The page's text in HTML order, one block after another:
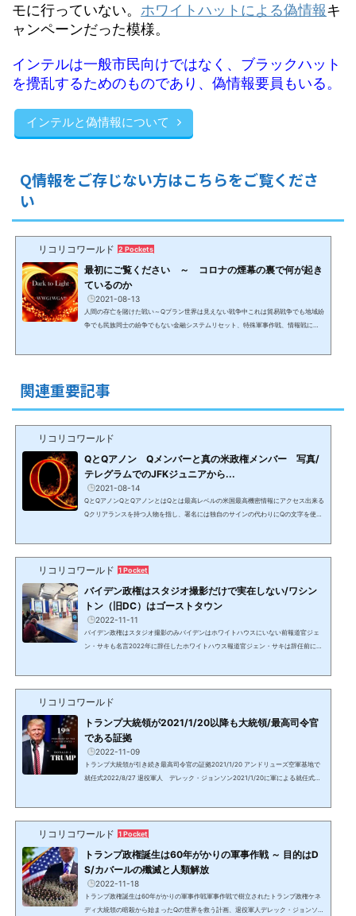
モに行っていない。 ホワイトハットによる偽情報キ
ャンペーンだった模様。
インテルは一般市民向けではなく、ブラックハット
を攪乱するためのものであり、偽情報要員もいる。
インテルと偽情報について
Q情報をご存じない方はこちらをご覧くださ
い
リコリコワールド 2 Pockets
最初にご覧ください ～ コロナの煙幕の裏で何が起き
ているのか
2021-08-13
人間の存亡を賭けた戦い～Qプラン世界は見えない戦争中これは貿易戦争でも地域紛
争でも民族同士の紛争でもない金融システムリセット、特殊軍事作戦、情報戦によ
して動いている米軍特殊部隊を中心とする32か国のアラ...
関連重要記事
リコリコワールド
QとQアノン Qメンバーと真の米政権メンバー 写真/
テレグラムでのJFKジュニアから...
2021-08-14
QとQアノンQとQアノンとはQとは最高レベルの米国最高機密情報にアクセス出来る
Qクリアランスを持つ人物を指し、署名には独自のサインの代わりにQの文字を使用
ラムにChを作りシニアメンバーを発表。噂通り、元国防情報局長官（DNI）でトラ
リコリコワールド 1 Pocket
バイデン政権はスタジオ撮影だけで実在しない/ワシン
トン（旧DC）はゴーストタウン
2022-11-11
バイデン政権はスタジオ撮影のみバイデンはホワイトハウスにいない前報道官ジェ
ン・サキも名言2022年に辞任したホワイトハウス報道官ジェン・サキは辞任前に
オ撮影腕の毛が朝黒いバイデンホワイトハウスの構造と2階部分が異なる上：1階の
リコリコワールド
トランプ大統領が2021/1/20以降も大統領/最高司令官
である証拠
2022-11-09
トランプ大統領が引き続き最高司令官の証拠2021/1/20 アンドリューズ空軍基地で
就任式2022/8/27 退役軍人 デレック・ジョンソン2021/1/20に軍による就任式ト
儀礼用砲兵隊でOld guardオールド・ガードとも呼ばれる第三歩兵隊によりHail to t
リコリコワールド 1 Pocket
トランプ政権誕生は60年がかりの軍事作戦 ～ 目的はD
S/カバールの殲滅と人類解放
2022-11-18
トランプ政権誕生は60年がかりの軍事作戦軍事作戦で樹立されたトランプ政権ケネ
ディ大統領の暗殺から始まったQの世界を救う計画、退役軍人デレック・ジョンソ